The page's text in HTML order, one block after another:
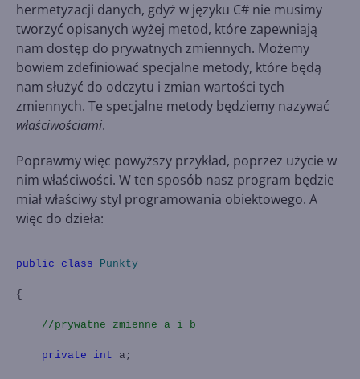
hermetyzacji danych, gdyż w języku C# nie musimy
tworzyć opisanych wyżej metod, które zapewniają
nam dostęp do prywatnych zmiennych. Możemy
bowiem zdefiniować specjalne metody, które będą
nam służyć do odczytu i zmian wartości tych
zmiennych. Te specjalne metody będziemy nazywać
właściwościami.
Poprawmy więc powyższy przykład, poprzez użycie w
nim właściwości. W ten sposób nasz program będzie
miał właściwy styl programowania obiektowego. A
więc do dzieła:
public class Punkty
{
//prywatne zmienne a i b
private int a;